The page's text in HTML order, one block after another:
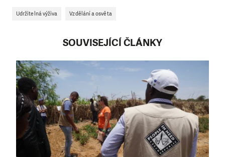
Udržitelná výživa Vzdělání a osvěta
SOUVISEJÍCÍ ČLÁNKY